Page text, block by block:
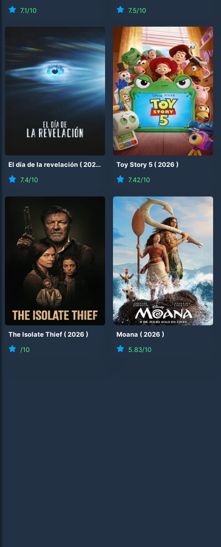
7.1/10
7.5/10
El día de la revelación (2026 )
7.4/10
Toy Story 5 (2026 )
7.42/10
The Isolate Thief (2026 )
/10
Moana (2026 )
5.83/10